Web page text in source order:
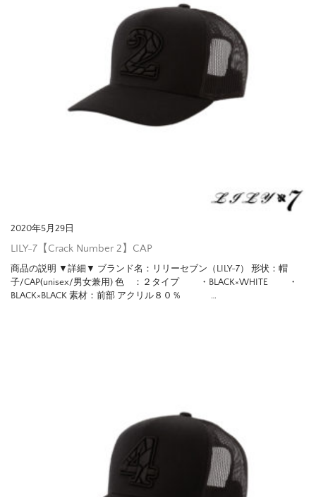
2020年5月29日
LILY-7【Crack Number 2】CAP
商品の説明 ▼詳細▼ ブランド名：リリーセブン（LILY-7） 形状：帽
子/CAP(unisex/男女兼用) 色 ：２タイプ ・BLACK×WHITE ・
BLACK×BLACK 素材：前部 アクリル８０％ …